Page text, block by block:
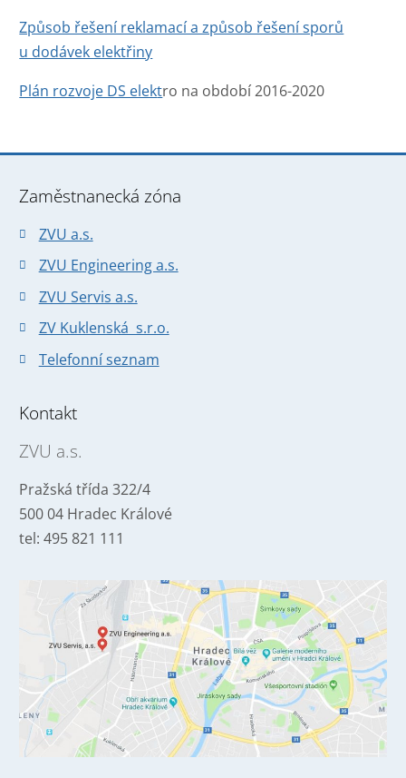
Způsob řešení reklamací a způsob řešení sporů
u dodávek elektřiny
Plán rozvoje DS elektro na období 2016-2020
Zaměstnanecká zóna
ZVU a.s.
ZVU Engineering a.s.
ZVU Servis a.s.
ZV Kuklenská s.r.o.
Telefonní seznam
Kontakt
ZVU a.s.
Pražská třída 322/4
500 04 Hradec Králové
tel: 495 821 111